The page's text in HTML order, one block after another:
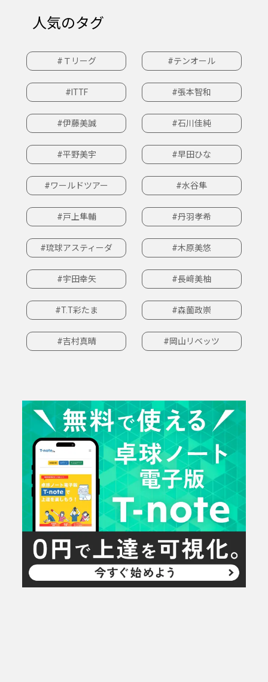
人気のタグ
#Ｔリーグ #テンオール
#ITTF #張本智和
#伊藤美誠 #石川佳純
#平野美宇 #早田ひな
#ワールドツアー #水谷隼
#戸上隼輔 #丹羽孝希
#琉球アスティーダ #木原美悠
#宇田幸矢 #長﨑美柚
#T.T彩たま #森薗政崇
#吉村真晴 #岡山リベッツ